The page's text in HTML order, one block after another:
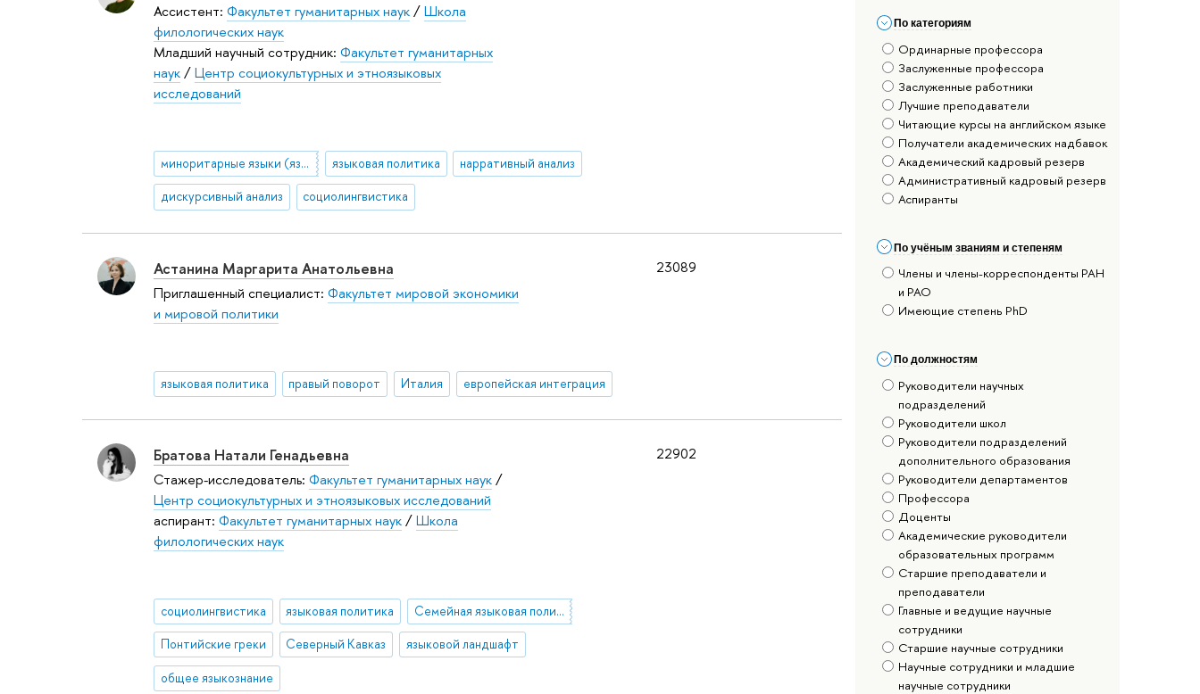
По категориям
Ординарные профессора
Заслуженные профессора
Заслуженные работники
Лучшие преподаватели
Читающие курсы на английском языке
Получатели академических надбавок
Академический кадровый резерв
Административный кадровый резерв
Аспиранты
По учёным званиям и степеням
Члены и члены-корреспонденты РАН
и РАО
Имеющие степень PhD
По должностям
Руководители научных
подразделений
Руководители школ
Руководители подразделений
дополнительного образования
Руководители департаментов
Профессора
Доценты
Академические руководители
образовательных программ
Старшие преподаватели и
преподаватели
Главные и ведущие научные
сотрудники
Старшие научные сотрудники
Научные сотрудники и младшие
научные сотрудники
Ассистент: Факультет гуманитарных наук/Школа
филологических наук
Младший научный сотрудник: Факультет гуманитарных
наук/Центр социокультурных и этноязыковых
исследований
миноритарные языки (языки меньшинств) языковая политика нарративный анализ
дискурсивный анализ социолингвистика
23089
Астанина Маргарита Анатольевна
Приглашенный специалист: Факультет мировой экономики
и мировой политики
языковая политика правый поворот Италия европейская интеграция
22902
Братова Натали Генадьевна
Стажер-исследователь: Факультет гуманитарных наук/
Центр социокультурных и этноязыковых исследований
аспирант: Факультет гуманитарных наук/Школа
филологических наук
социолингвистика языковая политика Семейная языковая политика
Понтийские греки Северный Кавказ языковой ландшафт
общее языкознание